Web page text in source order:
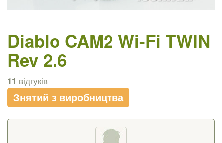
Diablo CAM2 Wi-Fi TWIN
Rev 2.6
11 відгуків
Знятий з виробництва